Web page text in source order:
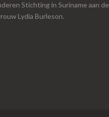
Stichting in Suriname aan de
Lydia Burleson.